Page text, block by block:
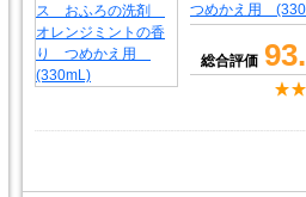
つめかえ用
総合評価